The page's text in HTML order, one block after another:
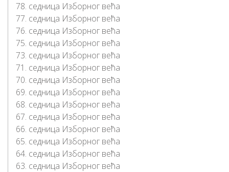
78. седница Изборног већа
77. седница Изборног већа
76. седница Изборног већа
75. седница Изборног већа
73. седница Изборног већа
71. седница Изборног већа
70. седница Изборног већа
69. седница Изборног већа
68. седница Изборног већа
67. седница Изборног већа
66. седница Изборног већа
65. седница Изборног већа
64. седница Изборног већа
63. седница Изборног већа